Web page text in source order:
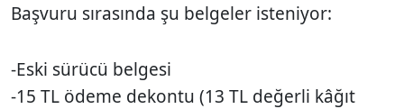
Başvuru sırasında şu belgeler isteniyor:
-Eski sürücü belgesi
-15 TL ödeme dekontu (13 TL değerli kâğıt